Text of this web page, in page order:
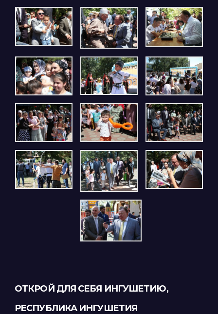
ОТКРОЙ ДЛЯ СЕБЯ ИНГУШЕТИЮ,
РЕСПУБЛИКА ИНГУШЕТИЯ